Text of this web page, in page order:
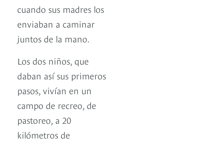
cuando sus madres los
enviaban a caminar
juntos de la mano.
Los dos niños, que
daban así sus primeros
pasos, vivían en un
campo de recreo, de
pastoreo, a 20
kilómetros de